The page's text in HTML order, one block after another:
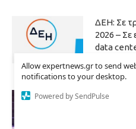
Allow expertnews.gr to send
notifications to your desktop.
Powered by SendPulse
ΔΕΗ: Σε
2026 – Σε
data
Πέμπτη, 6
Κανονικά
στο
Πέμπτη, 6